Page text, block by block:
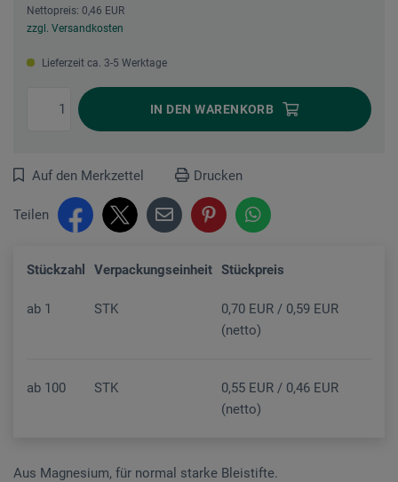
Nettopreis: 0,46 EUR
zzgl. Versandkosten
Lieferzeit ca. 3-5 Werktage
IN DEN WARENKORB
Auf den Merkzettel Drucken
Teilen
Stückzahl Verpackungseinheit Stückpreis
ab 1 STK
0,70 EUR / 0,59 EUR
(netto)
ab 100 STK
0,55 EUR / 0,46 EUR
(netto)
Aus Magnesium, für normal starke Bleistifte.